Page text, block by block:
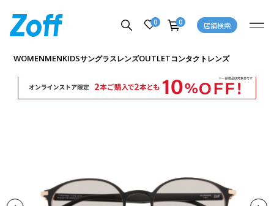
0 0 店舗検索
WOMENMENKIDSサングラスレンズOUTLETコンタクトレンズ
商品詳細ページへ